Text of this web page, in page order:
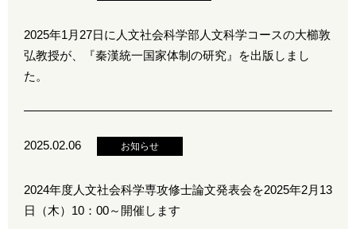
2025年1月27日に人文社会科学部人文科学コースの大櫛敦
弘教授が、『秦漢統一国家体制の研究』を出版しまし
た。
2025.02.06 お知らせ
2024年度人文社会科学専攻修士論文発表会を2025年2月13
日（木）10：00～開催します